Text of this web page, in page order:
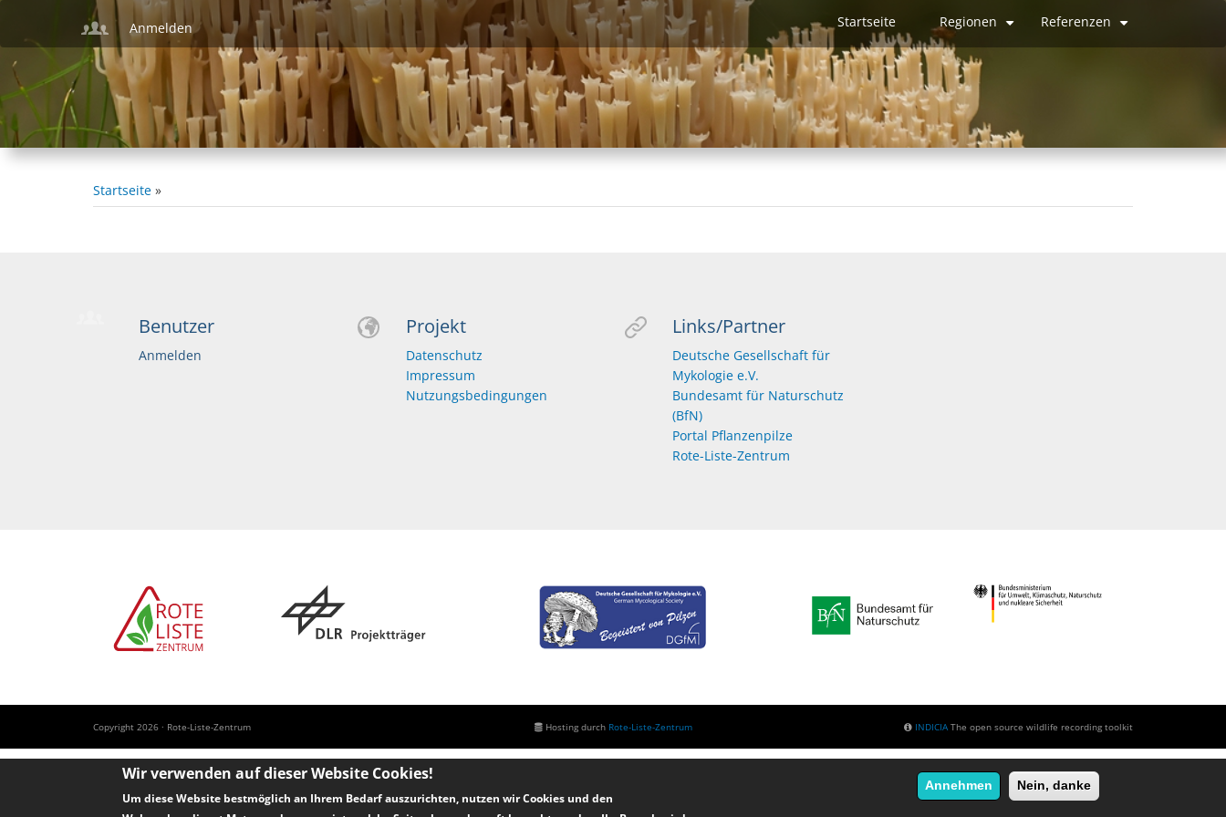
Inhalt
Anmelden Hauptnavigation
Startseite Regionen Referenzen
Pfadnavigation
Startseite
Benutzer
Anmelden
Projekt
Datenschutz
Impressum
Nutzungsbedingungen
Links/Partner
Deutsche Gesellschaft für
Mykologie e.V.
Bundesamt für Naturschutz
(BfN)
Portal Pflanzenpilze
Rote-Liste-Zentrum
Copyright 2026 · Rote-Liste-Zentrum Hosting durch Rote-Liste-Zentrum INDICIA The open source wildlife recording toolkit
Wir verwenden auf dieser Website Cookies!
Um diese Website bestmöglich an Ihrem Bedarf auszurichten, nutzen wir Cookies und den
Annehmen Nein, danke